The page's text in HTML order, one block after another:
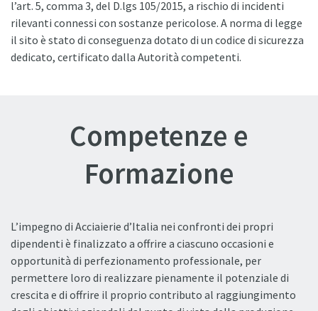
l’art. 5, comma 3, del D.lgs 105/2015, a rischio di incidenti
rilevanti connessi con sostanze pericolose. A norma di legge
il sito è stato di conseguenza dotato di un codice di sicurezza
dedicato, certificato dalla Autorità competenti.
Competenze e
Formazione
L’impegno di Acciaierie d’Italia nei confronti dei propri
dipendenti è finalizzato a offrire a ciascuno occasioni e
opportunità di perfezionamento professionale, per
permettere loro di realizzare pienamente il potenziale di
crescita e di offrire il proprio contributo al raggiungimento